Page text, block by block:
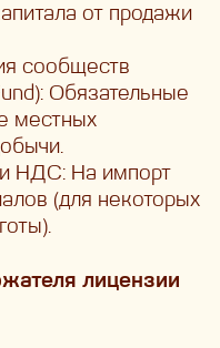
от продажи
сообществ
Обязательные
местных
НДС: На импорт
(для некоторых
лицензии